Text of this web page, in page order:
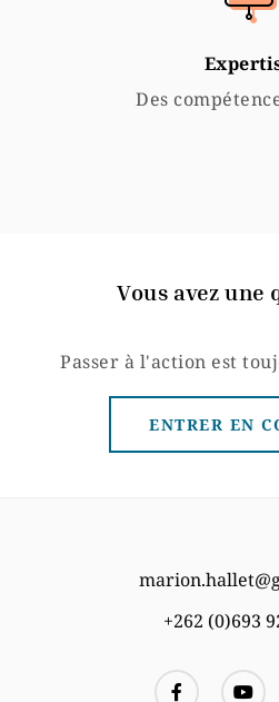
Des
Vous avez une
Passer à l'action est
ENTRER EN
+262 (0)693